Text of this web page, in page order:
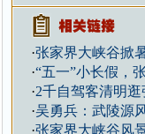
·张家界大峡谷掀
·“五一”小长假，
·2千自驾客清明逛
·吴勇兵：武陵源
·张家界大峡谷风